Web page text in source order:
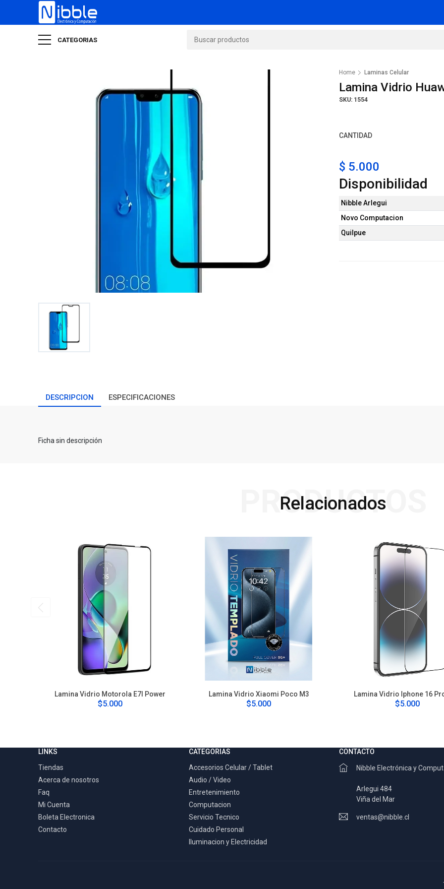
CATEGORIAS
Home Laminas Celular
Lamina Vidrio
SKU: 1554
CANTIDAD
$ 5.000
Disponibilidad
Nibble Arlegui
Novo Computacion
Quilpue
DESCRIPCION ESPECIFICACIONES
Ficha sin descripción
Relacionados
PRODUCTOS
Lamina Vidrio Motorola E7I Power
$5.000
Lamina Vidrio Xiaomi Poco M3
$5.000
Lamina Vidrio Iphone 16
$5.000
LINKS
Tiendas
Acerca de nosotros
Faq
Mi Cuenta
Boleta Electronica
Contacto
CATEGORIAS
Accesorios Celular / Tablet
Audio / Video
Entretenimiento
Computacion
Servicio Tecnico
Cuidado Personal
Iluminacion y Electricidad
CONTACTO
Nibble Electrónica y
Arlegui 484
Viña del Mar
ventas@nibble.cl